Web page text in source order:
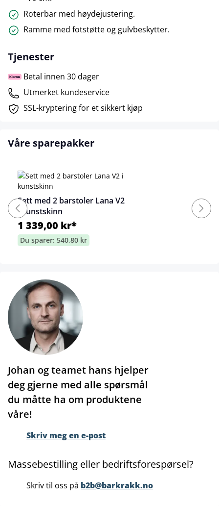
Roterbar med høydejustering.
Ramme med fotstøtte og gulvbeskytter.
Tjenester
Betal innen 30 dager
Utmerket kundeservice
SSL-kryptering for et sikkert kjøp
Våre sparepakker
Sett med 2 barstoler Lana V2
i kunstskinn
1 339,00 kr*
Du sparer: 540,80 kr
Johan og teamet hans hjelper
deg gjerne med alle spørsmål
du måtte ha om produktene
våre!
Skriv meg en e-post
Massebestilling eller bedriftsforespørsel?
Skriv til oss på b2b@barkrakk.no